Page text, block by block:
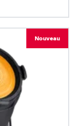
Nouveau